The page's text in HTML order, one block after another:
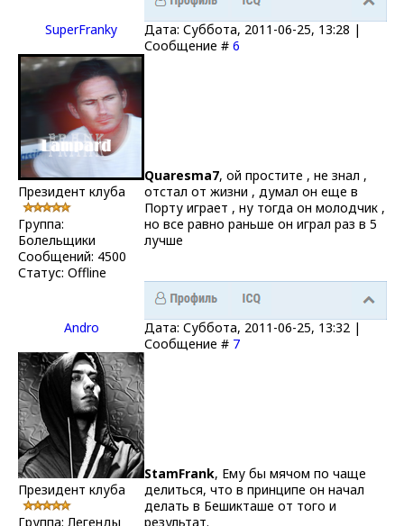
SuperFranky
Дата: Суббота, 2011-06-25, 13:28 |
Сообщение # 6
Президент клуба
Группа:
Болельщики
Сообщений: 4500
Статус: Offline
Quaresma7, ой простите , не знал ,
отстал от жизни , думал он еще в
Порту играет , ну тогда он молодчик ,
но все равно раньше он играл раз в 5
лучше
Andro
Дата: Суббота, 2011-06-25, 13:32 |
Сообщение # 7
Президент клуба
Группа: Легенды
StamFrank, Ему бы мячом по чаще
делиться, что в принципе он начал
делать в Бешикташе от того и
результат.